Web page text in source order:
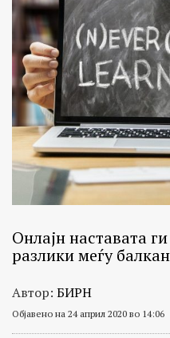
Онлајн наставата
разлики меѓу
Автор: БИРН
Објавено на 24 април 2020 во 14:06